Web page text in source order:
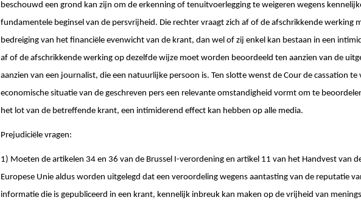
beschouwd een grond kan zijn om de erkenning of tenuitvoerlegging te weigeren wegens
fundamentele beginsel van de persvrijheid. Die rechter vraagt zich af of de afschrikkende werking
bedreiging van het financiële evenwicht van de krant, dan wel of zij enkel kan bestaan in een
af of de afschrikkende werking op dezelfde wijze moet worden beoordeeld ten aanzien van de
aanzien van een journalist, die een natuurlijke persoon is. Ten slotte wenst de Cour de cassation
economische situatie van de geschreven pers een relevante omstandigheid vormt om te
het lot van de betreffende krant, een intimiderend effect kan hebben op alle media.
Prejudiciële vragen:
1) Moeten de artikelen 34 en 36 van de Brussel I-verordening en artikel 11 van het Handvest van
Europese Unie aldus worden uitgelegd dat een veroordeling wegens aantasting van de reputatie
informatie die is gepubliceerd in een krant, kennelijk inbreuk kan maken op de vrijheid van